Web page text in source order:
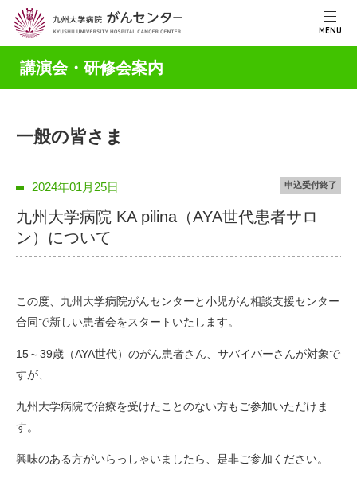
MENU
講演会・研修会案内
一般の皆さま
2024年01月25日
九州大学病院 KA pilina（AYA世代患者サロ
ン）について
申込受付終了
この度、九州大学病院がんセンターと小児がん相談支援センター
合同で新しい患者会をスタートいたします。
15～39歳（AYA世代）のがん患者さん、サバイバーさんが対象で
すが、
九州大学病院で治療を受けたことのない方もご参加いただけま
す。
興味のある方がいらっしゃいましたら、是非ご参加ください。